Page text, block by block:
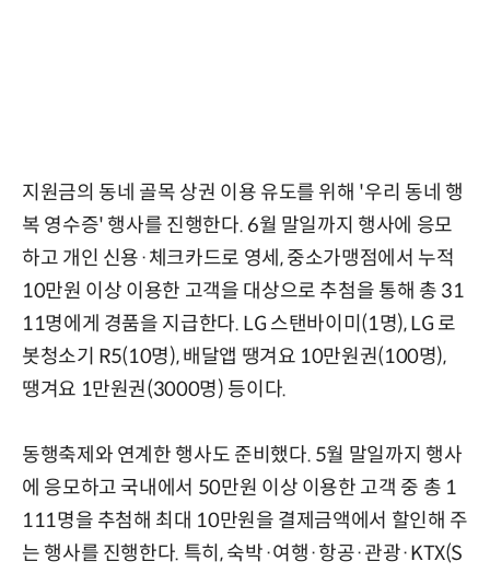
지원금의 동네 골목 상권 이용 유도를 위해 '우리 동네 행
복 영수증' 행사를 진행한다. 6월 말일까지 행사에 응모
하고 개인 신용·체크카드로 영세, 중소가맹점에서 누적
10만원 이상 이용한 고객을 대상으로 추첨을 통해 총 31
11명에게 경품을 지급한다. LG 스탠바이미(1명), LG 로
봇청소기 R5(10명), 배달앱 땡겨요 10만원권(100명),
땡겨요 1만원권(3000명) 등이다.
동행축제와 연계한 행사도 준비했다. 5월 말일까지 행사
에 응모하고 국내에서 50만원 이상 이용한 고객 중 총 1
111명을 추첨해 최대 10만원을 결제금액에서 할인해 주
는 행사를 진행한다. 특히, 숙박·여행·항공·관광·KTX(S